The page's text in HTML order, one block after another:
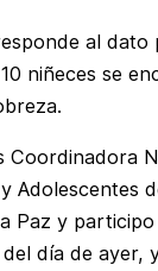
al
niñeces se
Coordinadora
Adolescentes
Paz y
día de ayer,